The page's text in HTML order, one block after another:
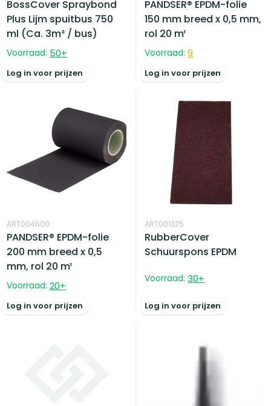
BossCover Spraybond
Plus Lijm spuitbus 750
ml (Ca. 3m² / bus)
Voorraad: 50+
Log in voor prijzen
PANDSER® EPDM-folie
150 mm breed x 0,5 mm,
rol 20 m¹
Voorraad: 9
Log in voor prijzen
ART004600
PANDSER® EPDM-folie
200 mm breed x 0,5
mm, rol 20 m¹
Voorraad: 20+
Log in voor prijzen
ART001325
RubberCover
Schuurspons EPDM
Voorraad: 30+
Log in voor prijzen